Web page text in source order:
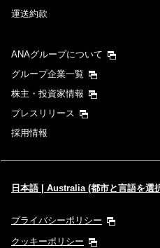
運送約款
ANAグループについて
グループ企業一覧
株主・投資家情報
プレスリリース
採用情報
日本語 | Australia (都市と言語を選
プライバシーポリシー
クッキーポリシー